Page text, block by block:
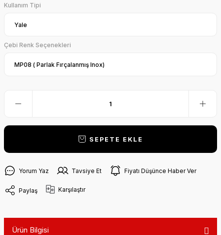
Kullanım Tipi
Çebi Renk Seçenekleri
SEPETE EKLE
Yorum Yaz Tavsiye Et Fiyatı Düşünce Haber Ver
Paylaş Karşılaştır
Ürün Bilgisi